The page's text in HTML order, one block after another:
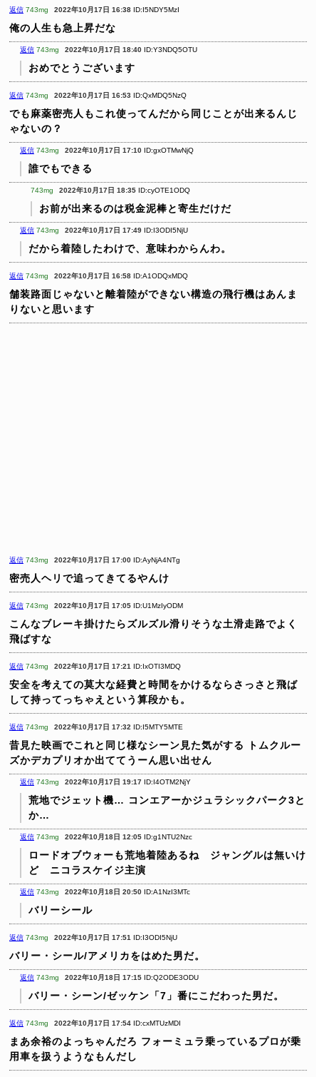
返信 743mg 2022年10月17日 16:38 ID:I5NDY5MzI
俺の人生も急上昇だな
返信 743mg 2022年10月17日 18:40 ID:Y3NDQ5OTU
おめでとうございます
返信 743mg 2022年10月17日 16:53 ID:QxMDQ5NzQ
でも麻薬密売人もこれ使ってんだから同じことが出来るんじ
ゃないの？
返信 743mg 2022年10月17日 17:10 ID:gxOTMwNjQ
誰でもできる
743mg 2022年10月17日 18:35 ID:cyOTE1ODQ
お前が出来るのは税金泥棒と寄生だけだ
返信 743mg 2022年10月17日 17:49 ID:I3ODI5NjU
だから着陸したわけで、意味わからんわ。
返信 743mg 2022年10月17日 16:58 ID:A1ODQxMDQ
舗装路面じゃないと離着陸ができない構造の飛行機はあんま
りないと思います
返信 743mg 2022年10月17日 17:00 ID:AyNjA4NTg
密売人ヘリで追ってきてるやんけ
返信 743mg 2022年10月17日 17:05 ID:U1MzIyODM
こんなブレーキ掛けたらズルズル滑りそうな土滑走路でよく
飛ばすな
返信 743mg 2022年10月17日 17:21 ID:IxOTI3MDQ
安全を考えての莫大な経費と時間をかけるならさっさと飛ば
して持ってっちゃえという算段かも。
返信 743mg 2022年10月17日 17:32 ID:I5MTY5MTE
昔見た映画でこれと同じ様なシーン見た気がする
トムクルー
ズかデカプリオか出ててうーん思い出せん
返信 743mg 2022年10月17日 19:17 ID:I4OTM2NjY
荒地でジェット機… コンエアーかジュラシックパーク3と
か…
返信 743mg 2022年10月18日 12:05 ID:g1NTU2Nzc
ロードオブウォーも荒地着陸あるね ジャングルは無いけ
ど ニコラスケイジ主演
返信 743mg 2022年10月18日 20:50 ID:A1NzI3MTc
バリーシール
返信 743mg 2022年10月17日 17:51 ID:I3ODI5NjU
バリー・シール/アメリカをはめた男だ。
返信 743mg 2022年10月18日 17:15 ID:Q2ODE3ODU
バリー・シーン/ゼッケン「7」番にこだわった男だ。
返信 743mg 2022年10月17日 17:54 ID:cxMTUzMDI
まあ余裕のよっちゃんだろ フォーミュラ乗っているプロが乗
用車を扱うようなもんだし